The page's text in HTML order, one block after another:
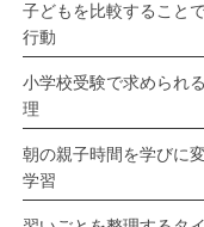
子どもを比較すること
行動
小学校受験で求められ
理
朝の親子時間を学びに
学習